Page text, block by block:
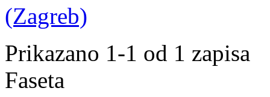
(Zagreb)
Prikazano 1-1 od 1 zapisa
Faseta